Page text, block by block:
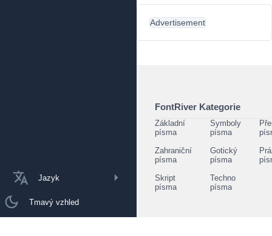
Jazyk
Tmavý vzhled
Advertisement
FontRiver Kategorie
Základní
písma
Symboly
písma
Zahraniční
písma
Gotický
písma
Skript
písma
Techno
písma